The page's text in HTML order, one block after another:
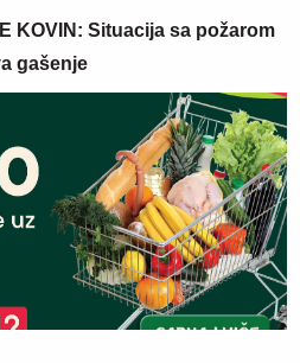
KOVIN: Situacija sa požarom
gašenje